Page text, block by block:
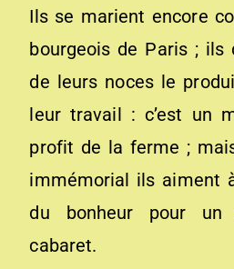
Ils se marient encore
bourgeois de Paris ; ils
de leurs noces le
leur travail : c’est un
profit de la ferme ;
immémorial ils aiment
du bonheur pour
cabaret.